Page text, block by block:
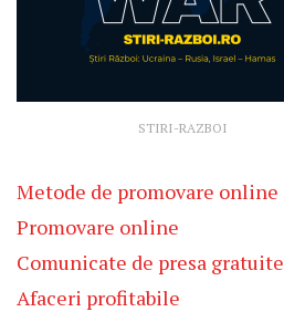
STIRI-RAZBOI
Metode de promovare online
Promovare online
Comunicate de presa gratuite
Afaceri profitabile